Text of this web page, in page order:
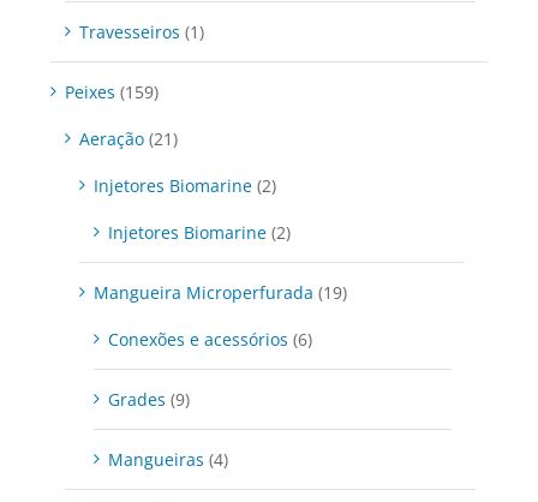
Travesseiros (1)
Peixes (159)
Aeração (21)
Injetores Biomarine (2)
Injetores Biomarine (2)
Mangueira Microperfurada (19)
Conexões e acessórios (6)
Grades (9)
Mangueiras (4)